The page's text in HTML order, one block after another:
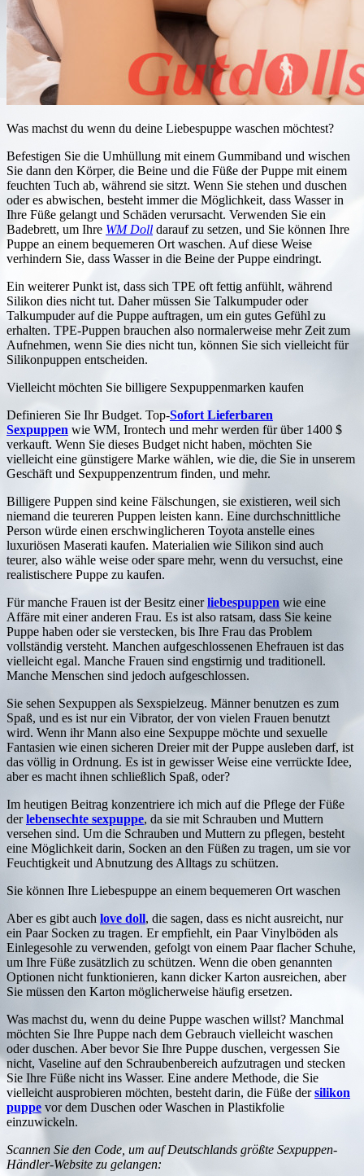
Was machst du wenn du deine Liebespuppe waschen möchtest?
Befestigen Sie die Umhüllung mit einem Gummiband und wischen
Sie dann den Körper, die Beine und die Füße der Puppe mit einem
feuchten Tuch ab, während sie sitzt. Wenn Sie stehen und duschen
oder es abwischen, besteht immer die Möglichkeit, dass Wasser in
Ihre Füße gelangt und Schäden verursacht. Verwenden Sie ein
Badebrett, um Ihre WM Doll darauf zu setzen, und Sie können Ihre
Puppe an einem bequemeren Ort waschen. Auf diese Weise
verhindern Sie, dass Wasser in die Beine der Puppe eindringt.
Ein weiterer Punkt ist, dass sich TPE oft fettig anfühlt, während
Silikon dies nicht tut. Daher müssen Sie Talkumpuder oder
Talkumpuder auf die Puppe auftragen, um ein gutes Gefühl zu
erhalten. TPE-Puppen brauchen also normalerweise mehr Zeit zum
Aufnehmen, wenn Sie dies nicht tun, können Sie sich vielleicht für
Silikonpuppen entscheiden.
Vielleicht möchten Sie billigere Sexpuppenmarken kaufen
Definieren Sie Ihr Budget. Top-Sofort Lieferbaren
Sexpuppen wie WM, Irontech und mehr werden für über 1400 $
verkauft. Wenn Sie dieses Budget nicht haben, möchten Sie
vielleicht eine günstigere Marke wählen, wie die, die Sie in unserem
Geschäft und Sexpuppenzentrum finden, und mehr.
Billigere Puppen sind keine Fälschungen, sie existieren, weil sich
niemand die teureren Puppen leisten kann. Eine durchschnittliche
Person würde einen erschwinglicheren Toyota anstelle eines
luxuriösen Maserati kaufen. Materialien wie Silikon sind auch
teurer, also wähle weise oder spare mehr, wenn du versuchst, eine
realistischere Puppe zu kaufen.
Für manche Frauen ist der Besitz einerliebespuppen wie eine
Affäre mit einer anderen Frau. Es ist also ratsam, dass Sie keine
Puppe haben oder sie verstecken, bis Ihre Frau das Problem
vollständig versteht. Manchen aufgeschlossenen Ehefrauen ist das
vielleicht egal. Manche Frauen sind engstirnig und traditionell.
Manche Menschen sind jedoch aufgeschlossen.
Sie sehen Sexpuppen als Sexspielzeug. Männer benutzen es zum
Spaß, und es ist nur ein Vibrator, der von vielen Frauen benutzt
wird. Wenn ihr Mann also eine Sexpuppe möchte und sexuelle
Fantasien wie einen sicheren Dreier mit der Puppe ausleben darf, ist
das völlig in Ordnung. Es ist in gewisser Weise eine verrückte Idee,
aber es macht ihnen schließlich Spaß, oder?
Im heutigen Beitrag konzentriere ich mich auf die Pflege der Füße
derlebensechte sexpuppe, da sie mit Schrauben und Muttern
versehen sind. Um die Schrauben und Muttern zu pflegen, besteht
eine Möglichkeit darin, Socken an den Füßen zu tragen, um sie vor
Feuchtigkeit und Abnutzung des Alltags zu schützen.
Sie können Ihre Liebespuppe an einem bequemeren Ort waschen
Aber es gibt auch love doll, die sagen, dass es nicht ausreicht, nur
ein Paar Socken zu tragen. Er empfiehlt, ein Paar Vinylböden als
Einlegesohle zu verwenden, gefolgt von einem Paar flacher Schuhe,
um Ihre Füße zusätzlich zu schützen. Wenn die oben genannten
Optionen nicht funktionieren, kann dicker Karton ausreichen, aber
Sie müssen den Karton möglicherweise häufig ersetzen.
Was machst du, wenn du deine Puppe waschen willst? Manchmal
möchten Sie Ihre Puppe nach dem Gebrauch vielleicht waschen
oder duschen. Aber bevor Sie Ihre Puppe duschen, vergessen Sie
nicht, Vaseline auf den Schraubenbereich aufzutragen und stecken
Sie Ihre Füße nicht ins Wasser. Eine andere Methode, die Sie
vielleicht ausprobieren möchten, besteht darin, die Füße dersilikon
puppe vor dem Duschen oder Waschen in Plastikfolie
einzuwickeln.
Scannen Sie den Code, um auf Deutschlands größte Sexpuppen-
Händler-Website zu gelangen: